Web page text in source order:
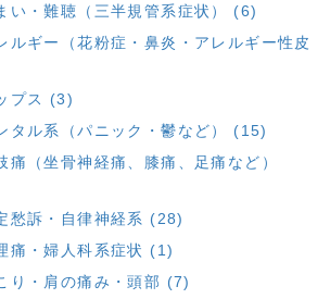
い・難聴（三半規管系症状） (6)
ルギー（花粉症・鼻炎・アレルギー性皮
プス (3)
タル系（パニック・鬱など） (15)
痛（坐骨神経痛、膝痛、足痛など）
愁訴・自律神経系 (28)
痛・婦人科系症状 (1)
り・肩の痛み・頭部 (7)